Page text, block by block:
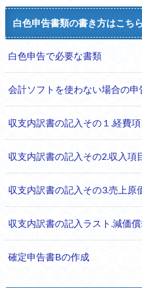
白色申告書類の書き方はこち
白色申告で必要な書類
会計ソフトを使わない場合の申
収支内訳書の記入その１.経費項
収支内訳書の記入その2.収入項
収支内訳書の記入その3.売上原
収支内訳書の記入ラスト.減価
確定申告書Bの作成